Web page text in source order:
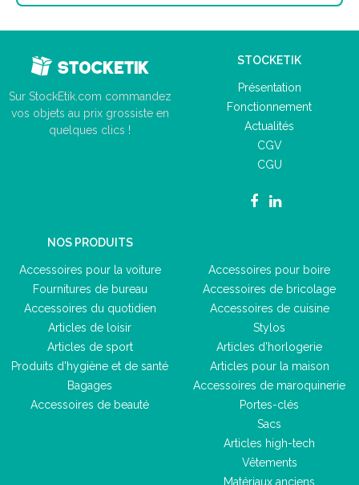
Sur StockEtik.com commandez
vos objets au prix grossiste en
quelques clics !
STOCKETIK
Présentation
Fonctionnement
Actualités
CGV
CGU
NOS PRODUITS
Accessoires pour la voiture
Fournitures de bureau
Accessoires du quotidien
Articles de loisir
Articles de sport
Produits d'hygiène et de santé
Bagages
Accessoires de beauté
Accessoires pour boire
Accessoires de bricolage
Accessoires de cuisine
Stylos
Articles d'horlogerie
Articles pour la maison
Accessoires de maroquinerie
Portes-clés
Sacs
Articles high-tech
Vêtements
Matériaux anciens